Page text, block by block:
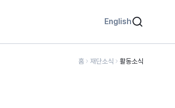
English
홈 재단소식 활동소식